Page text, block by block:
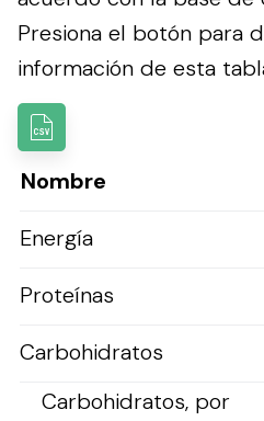
Presiona el botón para
información de esta
Nombre
Energía
Proteínas
Carbohidratos
Carbohidratos, por